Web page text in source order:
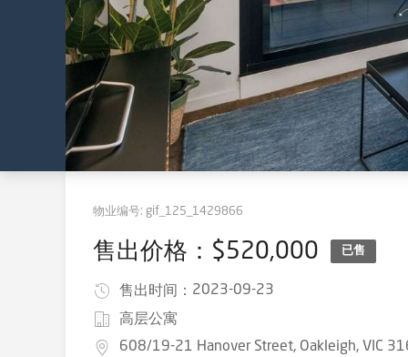
物业编号: gif_125_1429866
售出价格：$520,000 已售
售出时间： 2023-09-23
高层公寓
608/19-21 Hanover Street, Oakleigh, VIC